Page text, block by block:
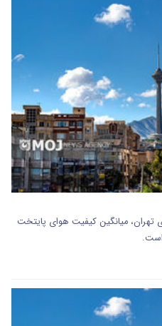
میانگین کیفیت هوای پایتخت